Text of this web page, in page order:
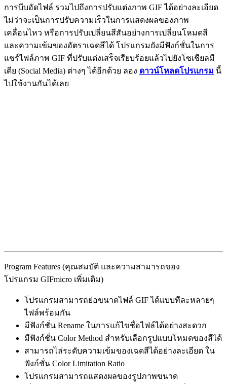
การบีบอัดไฟล์ รวมไปถึงการปรับแต่งภาพ GIF ได้อย่างละเอียด
ไม่ว่าจะเป็นการปรับความเร็วในการแสดงผลของภาพ
เคลื่อนไหว หรือการปรับเปลี่ยนสีสันอย่างการเปลี่ยนโหมดสี
และความเข้มของอัตราเฉดสีได้ โปรแกรมยังมีฟังก์ชั่นในการ
แชร์ไฟล์ภาพ GIF ที่ปรับแต่งเสร็จเรียบร้อยแล้วไปยังโซเชียลมี
เดีย (Social Media) ต่างๆ ได้อีกด้วย ลอง ดาวน์โหลดโปรแกรม นี้
ไปใช้งานกันได้เลย
Program Features (คุณสมบัติ และความสามารถของ
โปรแกรม GIFmicro เพิ่มเติม)
โปรแกรมสามารถย่อขนาดไฟล์ GIF ได้แบบทีละหลายๆ
ไฟล์พร้อมกัน
มีฟังก์ชั่น Rename ในการแก้ไขชื่อไฟล์ได้อย่างสะดวก
มีฟังก์ชั่น Color Method สำหรับเลือกรูปแบบโหมดของสีได้
สามารถไล่ระดับความเข้มของเฉดสีได้อย่างละเอียด ใน
ฟังก์ชั่น Color Limitation Ratio
โปรแกรมสามารถแสดงผลของรูปภาพขนาด